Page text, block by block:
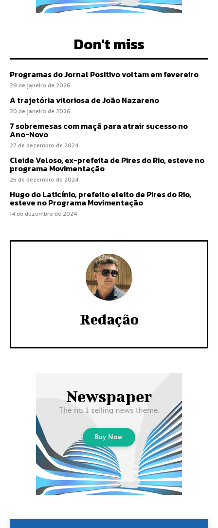
Don't miss
Programas do Jornal Positivo voltam em fevereiro
28 de janeiro de 2026
A trajetória vitoriosa de João Nazareno
20 de janeiro de 2026
7 sobremesas com maçã para atrair sucesso no
Ano-Novo
27 de dezembro de 2024
Cleide Veloso, ex-prefeita de Pires do Rio, esteve no
programa Movimentação
25 de dezembro de 2024
Hugo do Laticínio, prefeito eleito de Pires do Rio,
esteve no Programa Movimentação
14 de dezembro de 2024
Redação